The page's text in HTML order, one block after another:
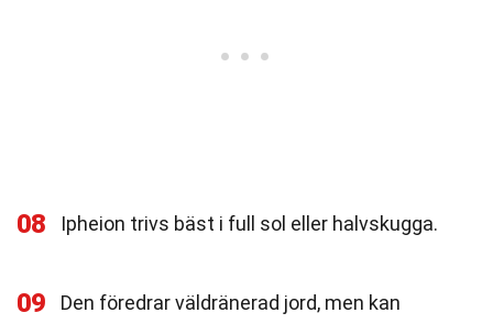
08 Ipheion trivs bäst i full sol eller halvskugga.
09
Den föredrar väldränerad jord, men kan